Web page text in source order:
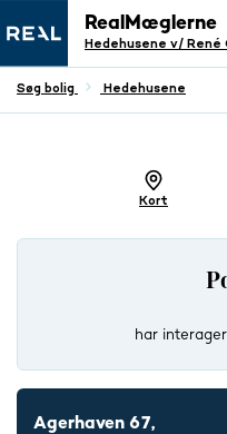
RealMæglerne
Hedehusene v/ René
Søg bolig Hedehusene
Kort
har
Agerhaven 67,